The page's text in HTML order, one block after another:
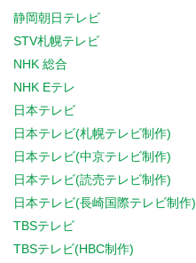
静岡朝日テレビ
STV札幌テレビ
NHK 総合
NHK Eテレ
日本テレビ
日本テレビ(札幌テレビ制作)
日本テレビ(中京テレビ制作)
日本テレビ(読売テレビ制作)
日本テレビ(長崎国際テレビ制作)
TBSテレビ
TBSテレビ(HBC制作)